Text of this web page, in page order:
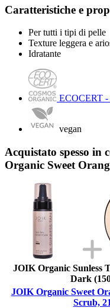
Caratteristiche e
Per tutti i tipi di pelle
Texture leggera e
Idratante
ECOCERT -
vegan
Acquistato spesso in
Organic Sweet
JOIK Organic Sunless
Dark
JOIK Organic Sweet
Scrub,